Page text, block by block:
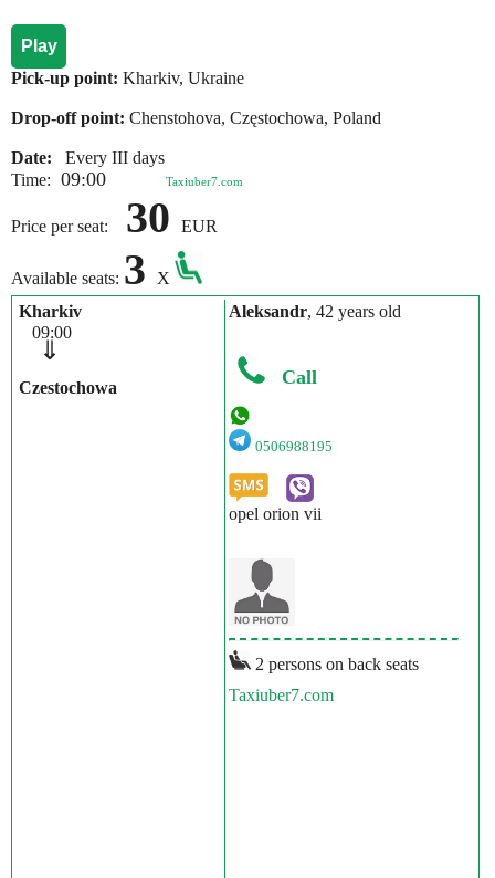
Play
Pick-up point: Kharkiv, Ukraine
Drop-off point: Chenstohova, Częstochowa, Poland
Date:
Every III days
Time: 09:00 Taxiuber7.com
Price per seat: 30 EUR
Available seats: 3
X
Kharkiv
09:00
⇓
Czestochowa
Aleksandr, 42 years old
Call
0506988195
opel orion vii
2 persons on back seats
Taxiuber7.com